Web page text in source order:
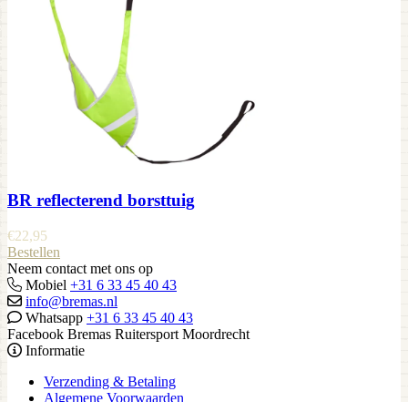
BR reflecterend borsttuig
€22,95
Bestellen
Neem contact met ons op
Mobiel +31 6 33 45 40 43
info@bremas.nl
Whatsapp +31 6 33 45 40 43
Facebook Bremas Ruitersport Moordrecht
Informatie
Verzending & Betaling
Algemene Voorwaarden